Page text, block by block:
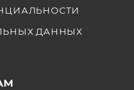
ДАННЫХ